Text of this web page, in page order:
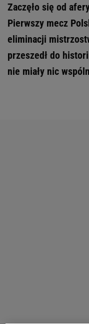
Zaczęło się od
Pierwszy mecz
eliminacji
przeszedł do
nie miały nic